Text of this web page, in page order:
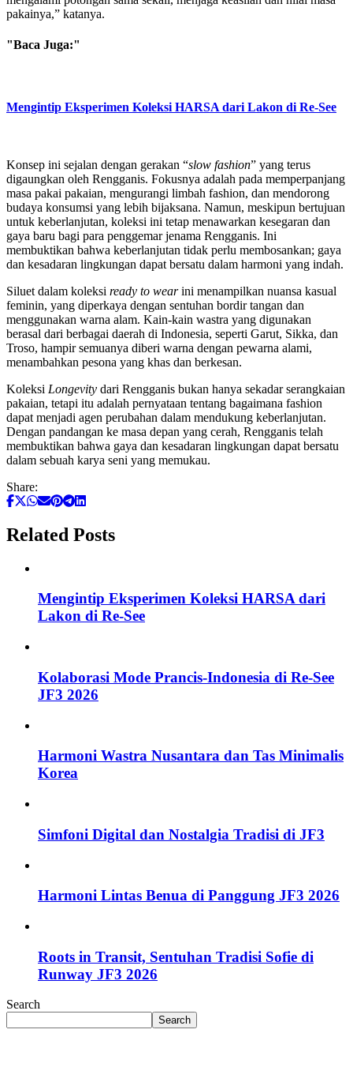
pakainya,” katanya.
"Baca Juga:"
Mengintip Eksperimen Koleksi HARSA dari Lakon di Re-See
Konsep ini sejalan dengan gerakan “slow fashion” yang terus
digaungkan oleh Rengganis. Fokusnya adalah pada memperpanjang
masa pakai pakaian, mengurangi limbah fashion, dan mendorong
budaya konsumsi yang lebih bijaksana. Namun, meskipun bertujuan
untuk keberlanjutan, koleksi ini tetap menawarkan kesegaran dan
gaya baru bagi para penggemar jenama Rengganis. Ini
membuktikan bahwa keberlanjutan tidak perlu membosankan; gaya
dan kesadaran lingkungan dapat bersatu dalam harmoni yang indah.
Siluet dalam koleksi ready to wearini menampilkan nuansa kasual
feminin, yang diperkaya dengan sentuhan bordir tangan dan
menggunakan warna alam. Kain-kain wastra yang digunakan
berasal dari berbagai daerah di Indonesia, seperti Garut, Sikka, dan
Troso, hampir semuanya diberi warna dengan pewarna alami,
menambahkan pesona yang khas dan berkesan.
Koleksi Longevity dari Rengganis bukan hanya sekadar serangkaian
pakaian, tetapi itu adalah pernyataan tentang bagaimana fashion
dapat menjadi agen perubahan dalam mendukung keberlanjutan.
Dengan pandangan ke masa depan yang cerah, Rengganis telah
membuktikan bahwa gaya dan kesadaran lingkungan dapat bersatu
dalam sebuah karya seni yang memukau.
Share:
Related Posts
Mengintip Eksperimen Koleksi HARSA dari
Lakon di Re-See
Kolaborasi Mode Prancis-Indonesia di Re-See
JF3 2026
Harmoni Wastra Nusantara dan Tas Minimalis
Korea
Simfoni Digital dan Nostalgia Tradisi di JF3
Harmoni Lintas Benua di Panggung JF3 2026
Roots in Transit, Sentuhan Tradisi Sofie di
Runway JF3 2026
Search
Search